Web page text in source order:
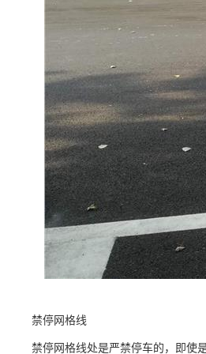
禁停网格线
禁停网格线处是严禁停车的，即使